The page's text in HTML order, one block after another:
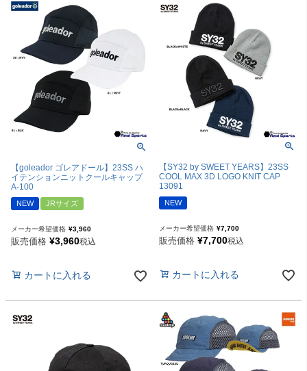
【goleador ゴレアドール】23SS ハ
イテンションニットクールキャップ
A-100
NEW JRサイズ
メーカー希望価格 ¥3,960
販売価格 ¥3,960税込
カートに入れる
【SY32 by SWEET YEARS】23SS
COOL MAX 3D LOGO KNIT CAP
13091
NEW
メーカー希望価格 ¥7,700
販売価格 ¥7,700税込
カートに入れる